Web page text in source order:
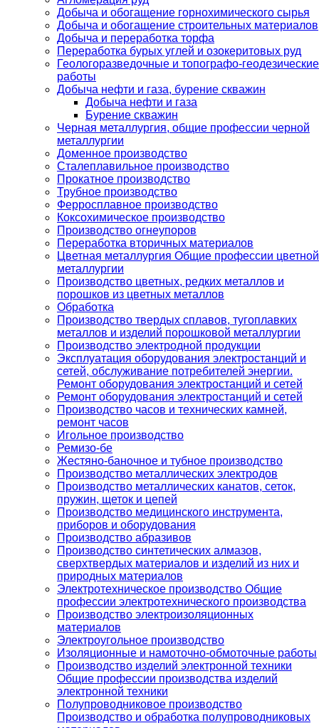
Добыча и обогащение горнохимического сырья
Добыча и обогащение строительных материалов
Добыча и переработка торфа
Переработка бурых углей и озокеритовых руд
Геологоразведочные и топографо-геодезические
работы
Добыча нефти и газа, бурение скважин
Добыча нефти и газа
Бурение скважин
Черная металлургия, общие профессии черной
металлургии
Доменное производство
Сталеплавильное производство
Прокатное производство
Трубное производство
Ферросплавное производство
Коксохимическое производство
Производство огнеупоров
Переработка вторичных материалов
Цветная металлургия Общие профессии цветной
металлургии
Производство цветных, редких металлов и
порошков из цветных металлов
Обработка
Производство твердых сплавов, тугоплавких
металлов и изделий порошковой металлургии
Производство электродной продукции
Эксплуатация оборудования электростанций и
сетей, обслуживание потребителей энергии.
Ремонт оборудования электростанций и сетей
Ремонт оборудования электростанций и сетей
Производство часов и технических камней,
ремонт часов
Игольное производство
Ремизо-бе
Жестяно-баночное и тубное производство
Производство металлических электродов
Производство металлических канатов, сеток,
пружин, щеток и цепей
Производство медицинского инструмента,
приборов и оборудования
Производство абразивов
Производство синтетических алмазов,
сверхтвердых материалов и изделий из них и
природных материалов
Электротехническое производство Общие
профессии электротехнического производства
Производство электроизоляционных
материалов
Электроугольное производство
Изоляционные и намоточно-обмоточные работы
Производство изделий электронной техники
Общие профессии производства изделий
электронной техники
Полупроводниковое производство
Производство и обработка полупроводниковых